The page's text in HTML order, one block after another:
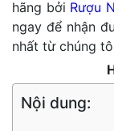
hãng bởi Rượu
ngay để nhận
nhất từ chúng
Nội dung: